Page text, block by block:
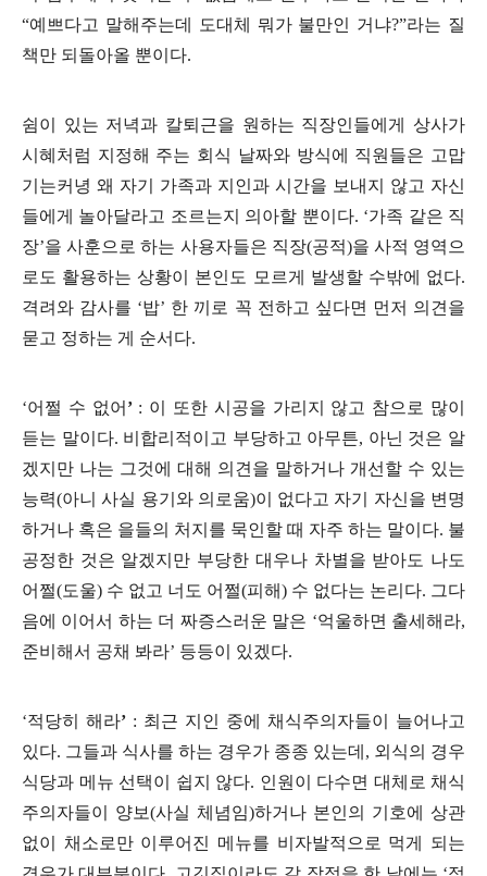
“예쁘다고 말해주는데 도대체 뭐가 불만인 거냐?”라는 질
책만 되돌아올 뿐이다.
쉼이 있는 저녁과 칼퇴근을 원하는 직장인들에게 상사가
시혜처럼 지정해 주는 회식 날짜와 방식에 직원들은 고맙
기는커녕 왜 자기 가족과 지인과 시간을 보내지 않고 자신
들에게 놀아달라고 조르는지 의아할 뿐이다. ‘가족 같은 직
장’을 사훈으로 하는 사용자들은 직장(공적)을 사적 영역으
로도 활용하는 상황이 본인도 모르게 발생할 수밖에 없다.
격려와 감사를 ‘밥’ 한 끼로 꼭 전하고 싶다면 먼저 의견을
묻고 정하는 게 순서다.
‘어쩔 수 없어 ’: 이 또한 시공을 가리지 않고 참으로 많이
듣는 말이다. 비합리적이고 부당하고 아무튼, 아닌 것은 알
겠지만 나는 그것에 대해 의견을 말하거나 개선할 수 있는
능력(아니 사실 용기와 의로움)이 없다고 자기 자신을 변명
하거나 혹은 을들의 처지를 묵인할 때 자주 하는 말이다. 불
공정한 것은 알겠지만 부당한 대우나 차별을 받아도 나도
어쩔(도울) 수 없고 너도 어쩔(피해) 수 없다는 논리다. 그다
음에 이어서 하는 더 짜증스러운 말은 ‘억울하면 출세해라,
준비해서 공채 봐라’ 등등이 있겠다.
‘적당히 해라’ : 최근 지인 중에 채식주의자들이 늘어나고
있다. 그들과 식사를 하는 경우가 종종 있는데 , 외식의 경우
식당과 메뉴 선택이 쉽지 않다. 인원이 다수면 대체로 채식
주의자들이 양보(사실 체념임)하거나 본인의 기호에 상관
없이 채소로만 이루어진 메뉴를 비자발적으로 먹게 되는